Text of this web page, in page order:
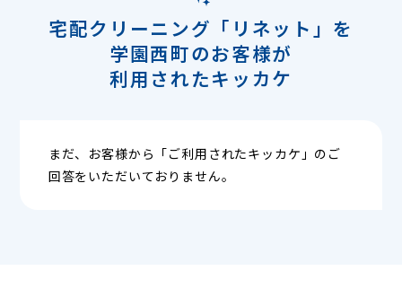
宅配クリーニング「リネット」を
学園西町のお客様が
利用されたキッカケ
まだ、お客様から「ご利用されたキッカケ」のご
回答をいただいておりません。